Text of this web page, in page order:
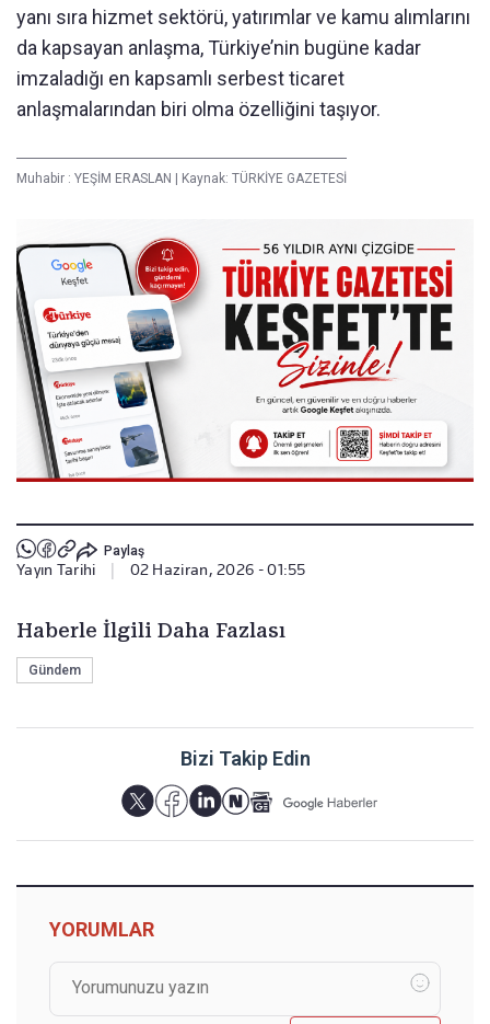
yanı sıra hizmet sektörü, yatırımlar ve kamu alımlarını
da kapsayan anlaşma, Türkiye’nin bugüne kadar
imzaladığı en kapsamlı serbest ticaret
anlaşmalarından biri olma özelliğini taşıyor.
Muhabir : YEŞİM ERASLAN Kaynak: TÜRKİYE GAZETESİ
Paylaş
Yayın Tarihi 02 Haziran, 2026 - 01:55
Haberle İlgili Daha Fazlası
Gündem
Bizi Takip Edin
YORUMLAR